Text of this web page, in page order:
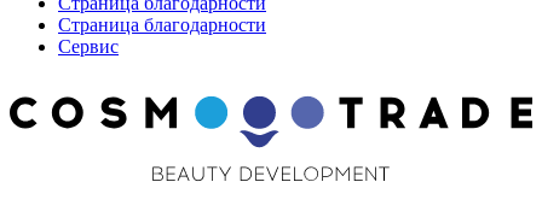
Страница благодарности
Сервис